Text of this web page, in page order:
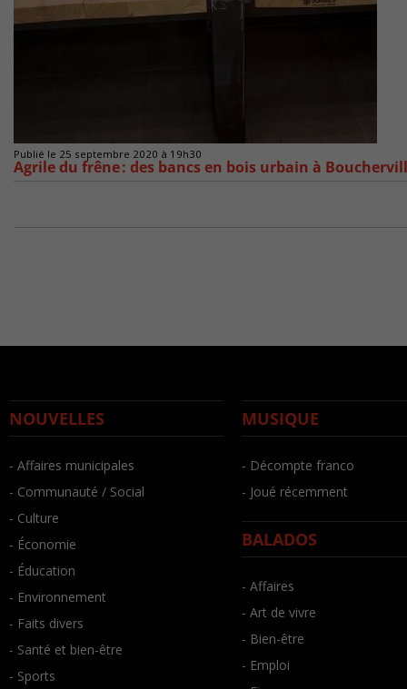
Publié le 25 septembre 2020 à 19h30
Agrile du frêne : des bancs en bois urbain à
NOUVELLES
- Affaires municipales
- Communauté / Social
- Culture
- Économie
- Éducation
- Environnement
- Faits divers
- Santé et bien-être
- Sports
MUSIQUE
- Décompte franco
- Joué récemment
BALADOS
- Affaires
- Art de vivre
- Bien-être
- Emploi